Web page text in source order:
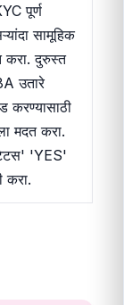
पूर्ण
सामूहिक
करा. दुरुस्त
उतारे
करण्यासाठी
मदत करा.
'YES'
करा.